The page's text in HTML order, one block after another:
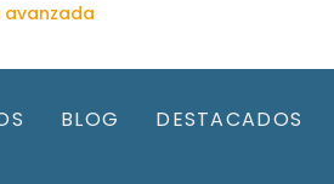
avanzada
BLOG DESTACADOS